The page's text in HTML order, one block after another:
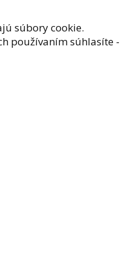
súbory cookie.
používaním súhlasíte -